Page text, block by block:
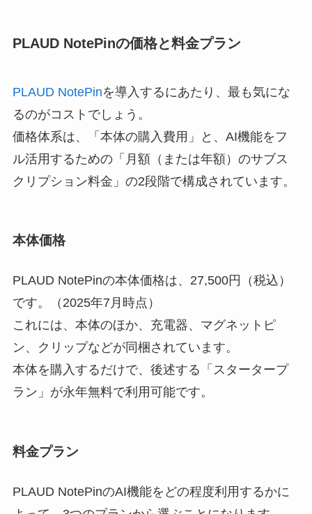
PLAUD NotePinの価格と料金プラン
PLAUD NotePinを導入するにあたり、最も気にな
るのがコストでしょう。
価格体系は、「本体の購入費用」と、AI機能をフ
ル活用するための「月額（または年額）のサブス
クリプション料金」の2段階で構成されています。
本体価格
PLAUD NotePinの本体価格は、27,500円（税込）
です。（2025年7月時点）
これには、本体のほか、充電器、マグネットピ
ン、クリップなどが同梱されています。
本体を購入するだけで、後述する「スタータープ
ラン」が永年無料で利用可能です。
料金プラン
PLAUD NotePinのAI機能をどの程度利用するかに